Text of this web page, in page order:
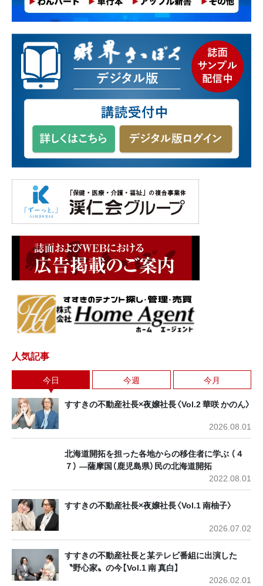
人気記事
今日 今週 今月
すすきの不動産社長×夜嬢社長〈Vol.2 華咲 かのん〉
2026.08.01
北海道開拓を担った各地からの移住者に学ぶ （４
７） ―薩摩国（鹿児島県）民の北海道開拓
2022.08.01
すすきの不動産社長×夜嬢社長〈Vol.1 南柚子〉
2026.07.02
すすきの不動産社長と某テレビ番組に出演した
〝野心家〟の今【Vol.1 南 真白】
2026.02.01